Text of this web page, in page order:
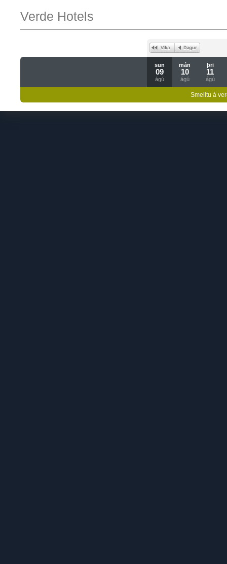
Verde Hotels
sun
09
ágú
mán
10
ágú
þri
11
ágú
Smelltu á